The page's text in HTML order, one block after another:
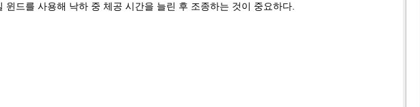
드를 사용해 낙하 중 체공 시간을 늘린 후 조종하는 것이 중요하다.